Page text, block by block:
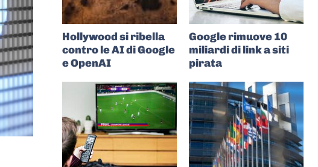
Hollywood si ribella
contro le AI di Google
e OpenAI
Google rimuove 10
miliardi di link a siti
pirata